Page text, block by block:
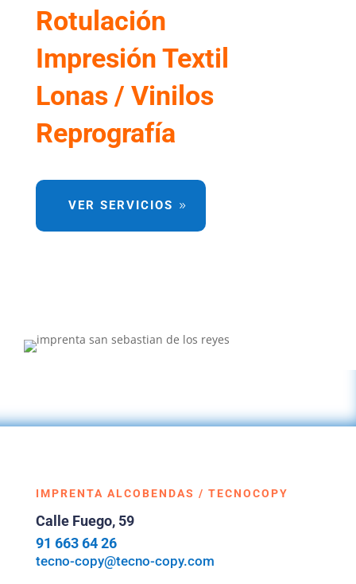
Rotulación
Impresión Textil
Lonas / Vinilos
Reprografía
VER SERVICIOS
IMPRENTA ALCOBENDAS / TECNOCOPY
Calle Fuego, 59
91 663 64 26
tecno-copy@tecno-copy.com